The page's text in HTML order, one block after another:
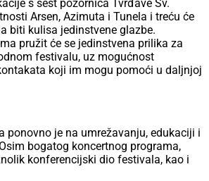
s šest pozornica Tvrđave Sv.
Arsen, Azimuta i Tunela i treću će
biti kulisa jedinstvene glazbe.
pružit će se jedinstvena prilika za
festivalu, uz mogućnost
koji im mogu pomoći u daljnjoj
ponovno je na umrežavanju, edukaciji i
bogatog koncertnog programa,
konferencijski dio festivala, kao i